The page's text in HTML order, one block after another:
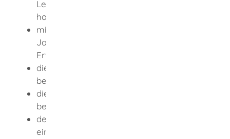
Lehranstalt mit Erfolg abgeschlossen
haben,
mindestens während der letzten zehn
Jahre vor Stellung des Antrags praktische
Erfahrung gesammelt haben,
die erforderlichen Fachkenntnisse
besitzen,
die deutsche Sprache in Wort und Schrift
beherrschen und
den Aufgaben einer Prüfingenieurin oder
eines Prüfingenieurs gewachsen sind und